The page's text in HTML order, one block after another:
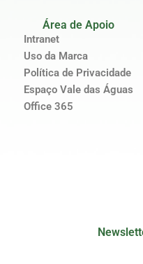
Área de Apoio
Intranet
Uso da Marca
Política de Privacidade
Espaço Vale das Águas
Office 365